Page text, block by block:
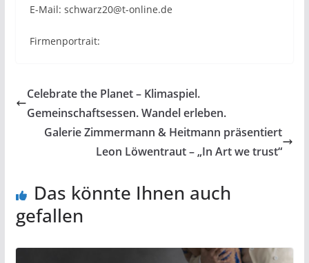
E-Mail: schwarz20@t-online.de
Firmenportrait:
Celebrate the Planet – Klimaspiel.
Gemeinschaftsessen. Wandel erleben.
Galerie Zimmermann & Heitmann präsentiert
Leon Löwentraut – „In Art we trust“
Das könnte Ihnen auch
gefallen